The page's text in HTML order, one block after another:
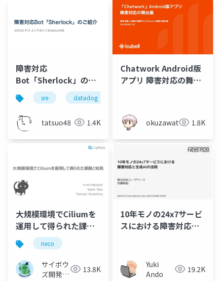
障害対応
Bot「Sherlock」のご
紹介
sre datadog
tatsuo48 1.4K
Chatwork Android版
アプリ 障害対応の舞台
okuzawats 1.8K
大規模環境でCiliumを
運用して得られた課題
と知見neco
サイボウ
ズ開発本
13.8K
10年モノの24x7サービ
スにおける障害対応と
Yuki
Ando
19.2K